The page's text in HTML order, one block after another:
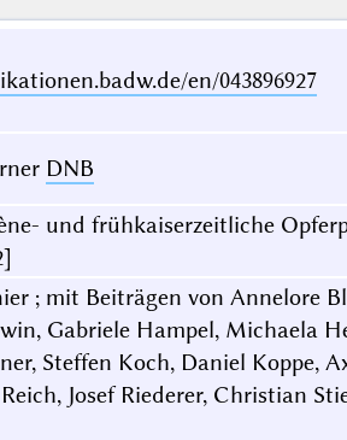
en/043896927
DNB
und frühkaiserzeitliche
; mit Beiträgen von Annelore
Gabriele Hampel, Michaela
Steffen Koch, Daniel Koppe,
Reich, Josef Riederer, Christian